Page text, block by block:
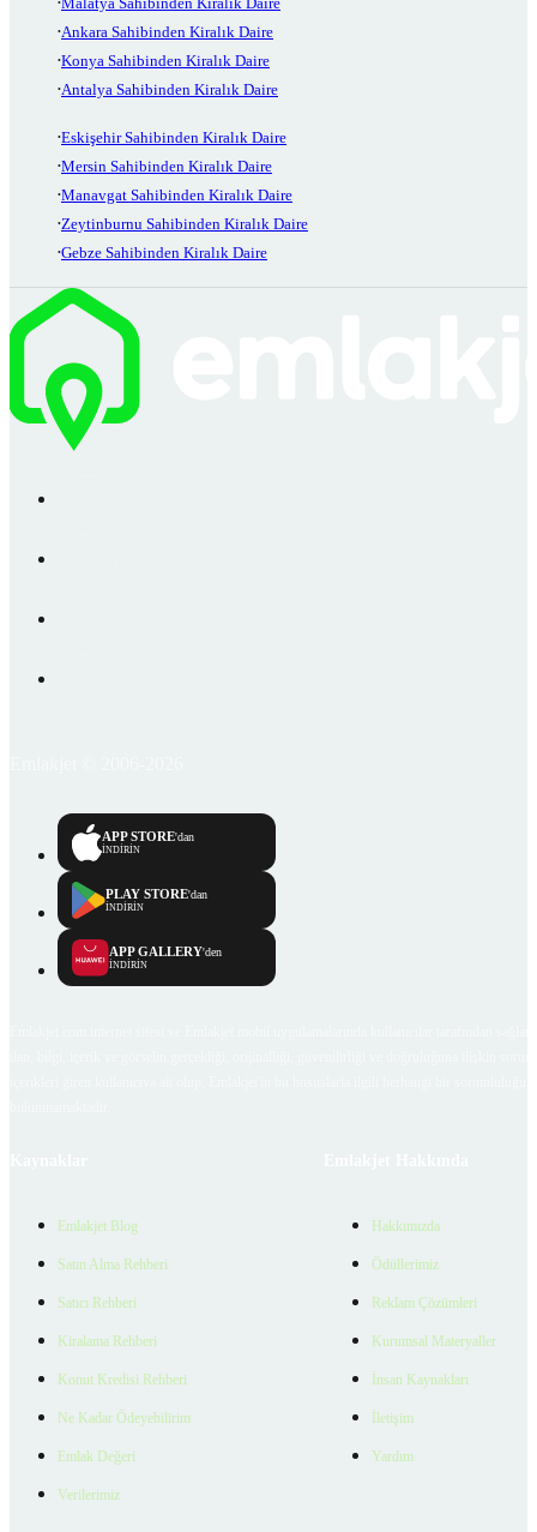
Ankara Sahibinden Kiralık Daire
Konya Sahibinden Kiralık Daire
Antalya Sahibinden Kiralık Daire
Eskişehir Sahibinden Kiralık Daire
Mersin Sahibinden Kiralık Daire
Manavgat Sahibinden Kiralık Daire
Zeytinburnu Sahibinden Kiralık Daire
Gebze Sahibinden Kiralık Daire
APP STORE'dan
İNDİRİN
PLAY STORE'dan
İNDİRİN
APP GALLERY'den
İNDİRİN
Emlakjet Blog
Satın Alma Rehberi
Satıcı Rehberi
Kiralama Rehberi
Konut Kredisi Rehberi
Ne Kadar Ödeyebilirim
Emlak Değeri
Verilerimiz
Hakkımızda
Ödüllerimiz
Reklam Çözümleri
Kurumsal Materyaller
İnsan Kaynakları
İletişim
Yardım